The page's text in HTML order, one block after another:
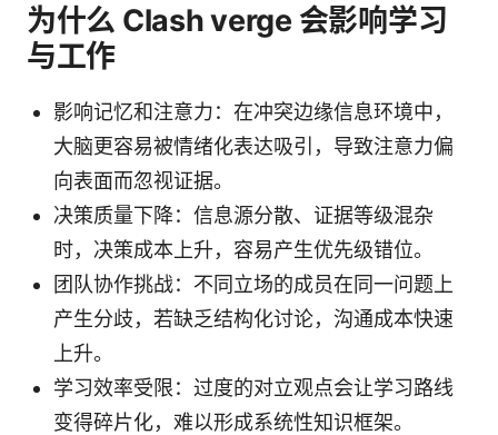
为什么 Clash verge 会影响学习
与工作
影响记忆和注意力：在冲突边缘信息环境中，
大脑更容易被情绪化表达吸引，导致注意力偏
向表面而忽视证据。
决策质量下降：信息源分散、证据等级混杂
时，决策成本上升，容易产生优先级错位。
团队协作挑战：不同立场的成员在同一问题上
产生分歧，若缺乏结构化讨论，沟通成本快速
上升。
学习效率受限：过度的对立观点会让学习路线
变得碎片化，难以形成系统性知识框架。